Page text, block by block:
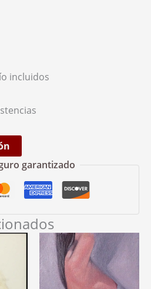
incluidos
garantizado